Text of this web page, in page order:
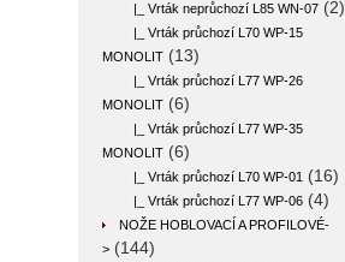
|_ Vrták neprůchozí L85 WN-07 (2)
|_ Vrták průchozí L70 WP-15
MONOLIT (13)
|_ Vrták průchozí L77 WP-26
MONOLIT (6)
|_ Vrták průchozí L77 WP-35
MONOLIT (6)
|_ Vrták průchozí L70 WP-01 (16)
|_ Vrták průchozí L77 WP-06 (4)
NOŽE HOBLOVACÍ A PROFILOVÉ-
> (144)